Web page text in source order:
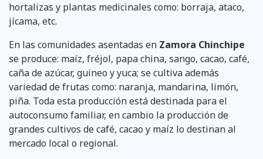
hortalizas y plantas medicinales como: borraja, ataco,
jícama, etc.
En las comunidades asentadas en Zamora Chinchipe
se produce: maíz, fréjol, papa china, sango, cacao, café,
caña de azúcar, guineo y yuca; se cultiva además
variedad de frutas como: naran­ja, mandarina, limón,
piña. Toda esta producción está destinada para el
autoconsumo familiar, en cambio la producción de
grandes cultivos de café, cacao y maíz lo destinan al
mercado local o regional.